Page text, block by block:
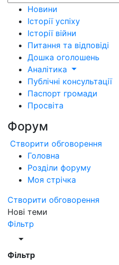
Новини
Історії успіху
Історії війни
Питання та відповіді
Дошка оголошень
Аналітика
Публічні консультації
Паспорт громади
Просвіта
Форум
Створити обговорення
Головна
Розділи форуму
Моя стрічка
Створити обговорення
Нові теми
Фільтр
Фільтр